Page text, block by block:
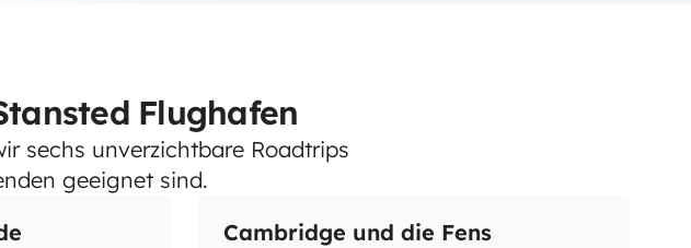
Flughafen
sechs unverzichtbare Roadtrips
geeignet sind.
Cambridge und die Fens